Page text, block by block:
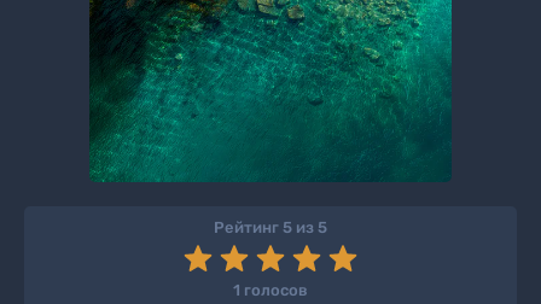
Рейтинг 5 из 5
1 голосов